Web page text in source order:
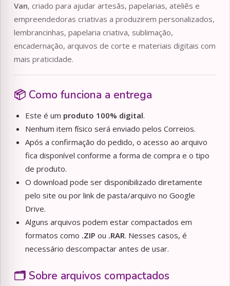
Van, criado para ajudar artesãs, papelarias, ateliês e
empreendedoras criativas a produzirem personalizados,
lembrancinhas, papelaria criativa, sublimação,
encadernação, arquivos de corte e materiais digitais com
mais praticidade.
📦 Como funciona a entrega
Este é um produto 100% digital.
Nenhum item físico será enviado pelos Correios.
Após a confirmação do pedido, o acesso ao arquivo
fica disponível conforme a forma de compra e o tipo
de produto.
O download pode ser disponibilizado diretamente
pelo site ou por link de pasta/arquivo no Google
Drive.
Alguns arquivos podem estar compactados em
formatos como .ZIP ou .RAR. Nesses casos, é
necessário descompactar antes de usar.
🗂️ Sobre arquivos compactados